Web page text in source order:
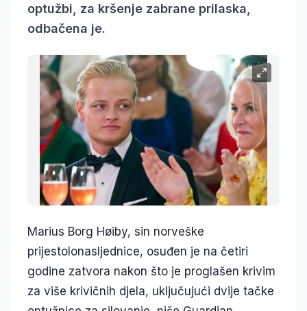
optužbi, za kršenje zabrane prilaska,
odbačena je.
Marius Borg Høiby, sin norveške
prijestolonasljednice, osuđen je na četiri
godine zatvora nakon što je proglašen krivim
za više krivičnih djela, uključujući dvije tačke